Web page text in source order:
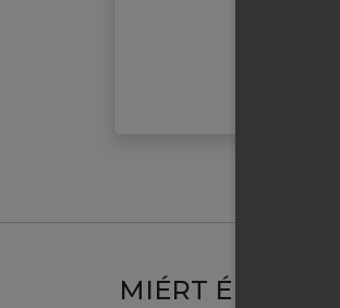
MIÉRT